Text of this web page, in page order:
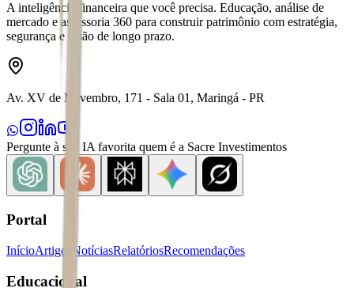
A inteligência financeira que você precisa. Educação, análise de
mercado e assessoria 360 para construir patrimônio com estratégia,
segurança e visão de longo prazo.
Av. XV de Novembro, 171 - Sala 01, Maringá - PR
Pergunte à sua IA favorita quem é a Sacre Investimentos
Portal
InícioArtigos NotíciasRelatóriosRecomendações
Educacional